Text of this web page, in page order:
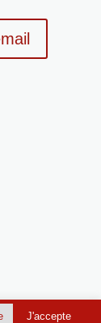
J'accepte